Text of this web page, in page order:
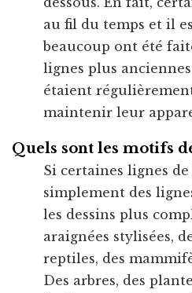
au fil du temps et il
beaucoup ont été
lignes plus
étaient
maintenir leur
Quels sont les motifs
Si certaines lignes de
simplement des
les dessins plus
araignées stylisées,
reptiles, des
Des arbres, des